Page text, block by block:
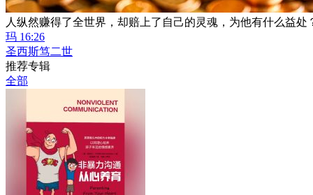
人纵然赚得了全世界，却赔上了自己的灵魂，为他有什么益处
玛 16:26
圣西斯笃二世
推荐专辑
全部